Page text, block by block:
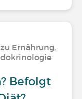
Ernährung,
Befolgt